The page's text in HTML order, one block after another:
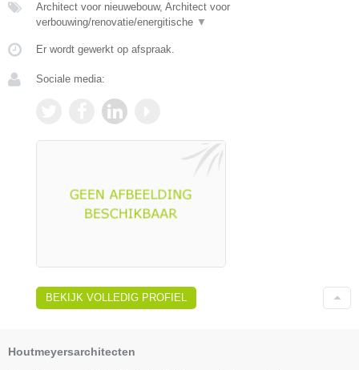
Architect voor nieuwebouw, Architect voor
verbouwing/renovatie/energitische ▼
Er wordt gewerkt op afspraak.
Sociale media:
BEKIJK VOLLEDIG PROFIEL
Houtmeyersarchitecten